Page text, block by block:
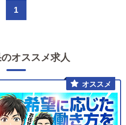
1
オススメ求人